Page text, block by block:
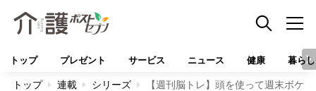
トップ プレゼント サービス ニュース 健康 暮らし
トップ 連載 シリーズ 【週刊脳トレ】頭を使って週末ボケ